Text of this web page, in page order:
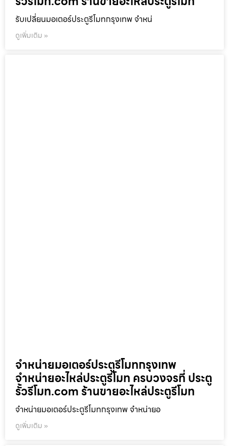
รับเปลี่ยนมอเตอร์ประตูรีโมทกรุงเทพ จำหน่
ดูเพิ่มเติม »
จำหน่ายมอเตอร์ประตูรีโมทกรุงเทพ
จำหน่ายอะไหล่ประตูรีโมท ครบวงจรที่ ประตู
รั้วรีโมท.com ร้านขายอะไหล่ประตูรีโมท
จำหน่ายมอเตอร์ประตูรีโมทกรุงเทพ จำหน่ายอ
ดูเพิ่มเติม »